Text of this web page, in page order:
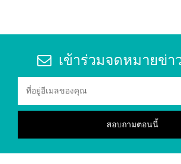
เข้าร่วมจดหมายข่า